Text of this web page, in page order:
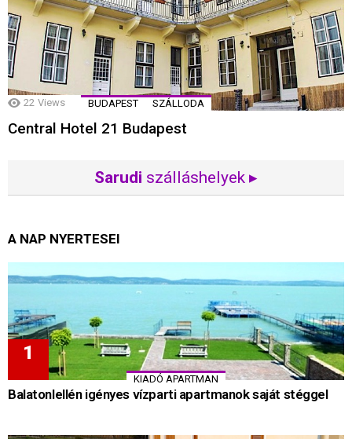
22 Views BUDAPEST SZÁLLODA
Central Hotel 21 Budapest
Sarudi szálláshelyek ▸
A NAP NYERTESEI
KIADÓ APARTMAN
Balatonlellén igényes vízparti apartmanok saját stéggel